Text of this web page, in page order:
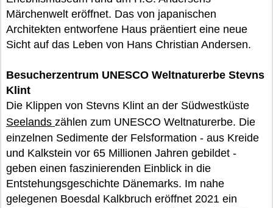
Märchenwelt eröffnet. Das von japanischen
Architekten entworfene Haus präentiert eine neue
Sicht auf das Leben von Hans Christian Andersen.
Besucherzentrum UNESCO Weltnaturerbe Stevns
Klint
Die Klippen von Stevns Klint an der Südwestküste
Seelands zählen zum UNESCO Weltnaturerbe. Die
einzelnen Sedimente der Felsformation - aus Kreide
und Kalkstein vor 65 Millionen Jahren gebildet -
geben einen faszinierenden Einblick in die
Entstehungsgeschichte Dänemarks. Im nahe
gelegenen Boesdal Kalkbruch eröffnet 2021 ein